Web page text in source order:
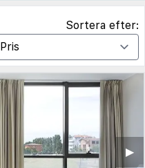
Sortera efter:
▶︎